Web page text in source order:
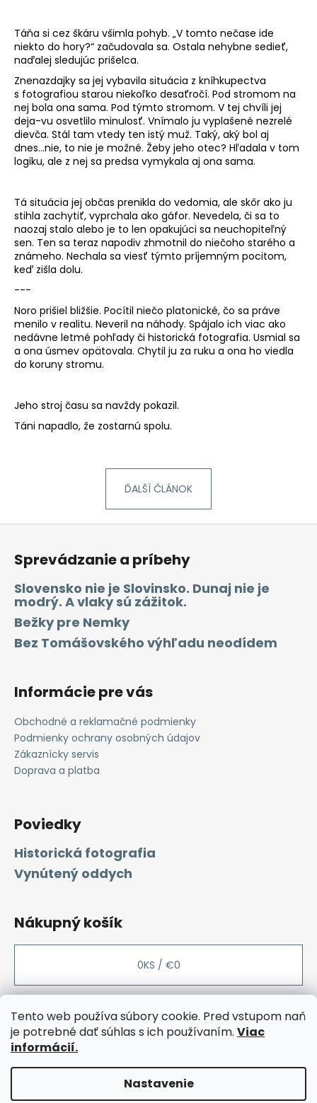
Tento web používa súbory cookie. Pred vstupom naň
je potrebné dať súhlas s ich používaním. Viac
informácií.
Nastavenie
Táňa si cez škáru všimla pohyb. „V tomto nečase ide
niekto do hory?“ začudovala sa. Ostala nehybne sedieť,
naďalej sledujúc prišelca.
Znenazdajky sa jej vybavila situácia z kníhkupectva
s fotografiou starou niekoľko desaťročí. Pod stromom na
nej bola ona sama. Pod týmto stromom. V tej chvíli jej
deja-vu osvetlilo minulosť. Vnímalo ju vyplašené nezrelé
dievča. Stál tam vtedy ten istý muž. Taký, aký bol aj
dnes...nie, to nie je možné. Žeby jeho otec? Hľadala v tom
logiku, ale z nej sa predsa vymykala aj ona sama.
Tá situácia jej občas prenikla do vedomia, ale skôr ako ju
stihla zachytiť, vyprchala ako gáfor. Nevedela, či sa to
naozaj stalo alebo je to len opakujúci sa neuchopiteľný
sen. Ten sa teraz napodiv zhmotnil do niečoho starého a
známeho. Nechala sa viesť týmto príjemným pocitom,
keď zišla dolu.
---
Noro prišiel bližšie. Pocítil niečo platonické, čo sa práve
menilo v realitu. Neveril na náhody. Spájalo ich viac ako
nedávne letmé pohľady či historická fotografia. Usmial sa
a ona úsmev opätovala. Chytil ju za ruku a ona ho viedla
do koruny stromu.
Jeho stroj času sa navždy pokazil.
Táni napadlo, že zostarnú spolu.
ĎALŠÍ ČLÁNOK
Z
Sprevádzanie a príbehy
Slovensko nie je Slovinsko. Dunaj nie je
modrý. A vlaky sú zážitok.
Bežky pre Nemky
Bez Tomášovského výhľadu neodídem
Informácie pre vás
Obchodné a reklamačné podmienky
Podmienky ochrany osobných údajov
Zákaznícky servis
Doprava a platba
Poviedky
Historická fotografia
Vynútený oddych
Nákupný košík
0KS / €0
Facebook Instagram Rozcestnik Etsy Sashe Youtube